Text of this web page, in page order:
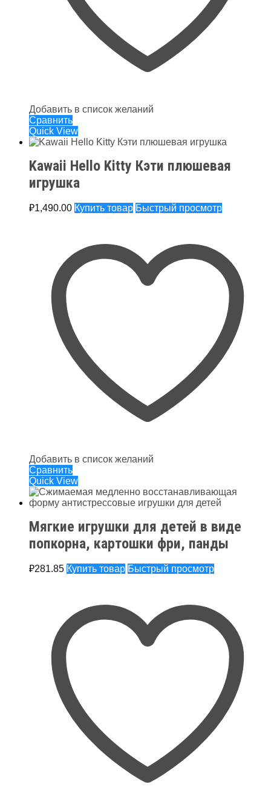
Добавить в список желаний
Сравнить
Quick View
Kawaii Hello Kitty Кэти плюшевая
игрушка
₽1,490.00 Купить товар Быстрый просмотр
Добавить в список желаний
Сравнить
Quick View
Мягкие игрушки для детей в виде
попкорна, картошки фри, панды
₽281.85 Купить товар Быстрый просмотр